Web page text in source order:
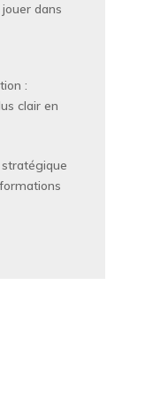
dans
:
clair en